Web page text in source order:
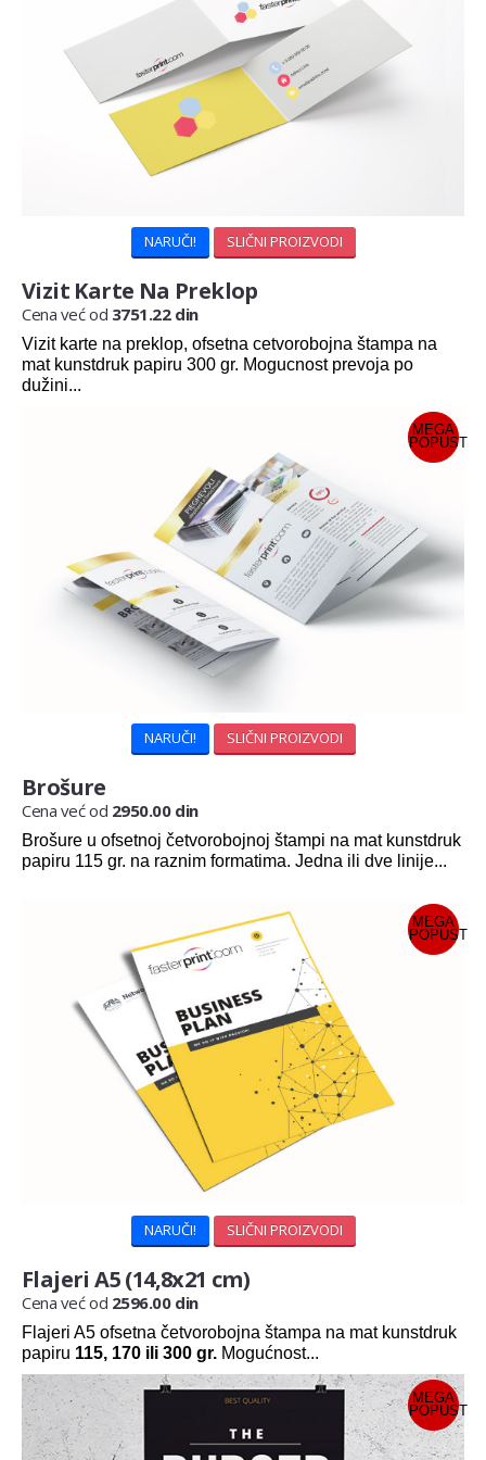
NARUČI! SLIČNI PROIZVODI
Vizit Karte Na Preklop
Cena već od 3751.22 din
Vizit karte na preklop, ofsetna cetvorobojna štampa na
mat kunstdruk papiru 300 gr. Mogucnost prevoja po
dužini...
MEGA
POPUST
NARUČI! SLIČNI PROIZVODI
Brošure
Cena već od 2950.00 din
Brošure u ofsetnoj četvorobojnoj štampi na mat kunstdruk
papiru 115 gr. na raznim formatima. Jedna ili dve linije...
MEGA
POPUST
NARUČI! SLIČNI PROIZVODI
Flajeri A5 (14,8x21 cm)
Cena već od 2596.00 din
Flajeri A5 ofsetna četvorobojna štampa na mat kunstdruk
papiru 115, 170 ili 300 gr. Mogućnost...
MEGA
POPUST